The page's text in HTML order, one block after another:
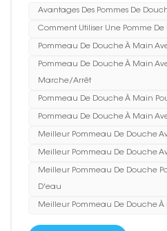
Avantages Des Pommes De
Comment Utiliser Une Pomme
Pommeau De Douche À Main
Pommeau De Douche À Main
Marche/arrêt
Pommeau De Douche À Main
Pommeau De Douche À Main
Meilleur Pommeau De Douche
Meilleur Pommeau De Douche
Meilleur Pommeau De Douche
D'eau
Meilleur Pommeau De Douche À